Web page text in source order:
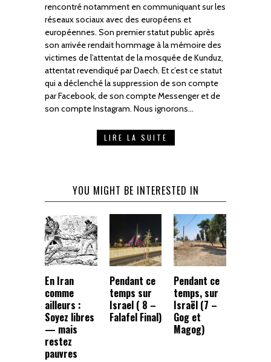
rencontré notamment en communiquant sur les
réseaux sociaux avec des européens et
européennes. Son premier statut public après
son arrivée rendait hommage à la mémoire des
victimes de l’attentat de la mosquée de Kunduz,
attentat revendiqué par Daech. Et c’est ce statut
qui a déclenché la suppression de son compte
par Facebook, de son compte Messenger et de
son compte Instagram. Nous ignorons…
LIRE LA SUITE
YOU MIGHT BE INTERESTED IN
En Iran
comme
ailleurs :
Soyez libres
— mais
restez
pauvres
Pendant ce
temps sur
Israel ( 8 –
Falafel Final)
Pendant ce
temps, sur
Israël (7 –
Gog et
Magog)